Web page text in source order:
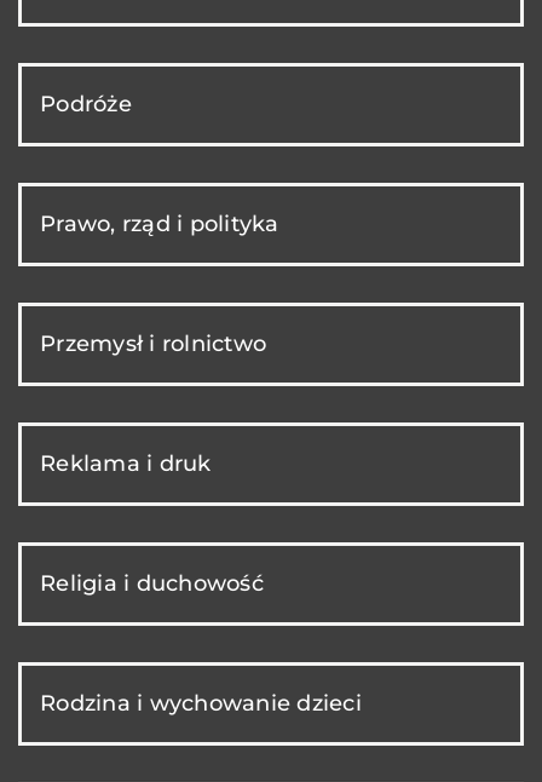
Podróże
Prawo, rząd i polityka
Przemysł i rolnictwo
Reklama i druk
Religia i duchowość
Rodzina i wychowanie dzieci